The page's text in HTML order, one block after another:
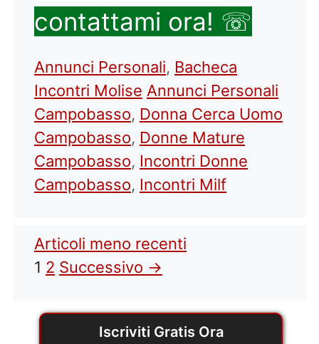
contattami ora! ☏
Categorie
Annunci Personali, Bacheca
Incontri Molise Tag
Annunci Personali
Campobasso, Donna Cerca Uomo
Campobasso, Donne Mature
Campobasso, Incontri Donne
Campobasso, Incontri Milf
Articoli meno recenti
Pagina
1 Pagina
2 Successivo →
Iscriviti Gratis Ora